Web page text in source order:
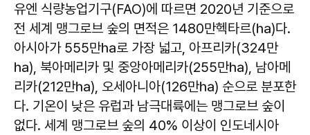
유엔 식량농업기구(FAO)에 따르면 2020년 기준으로
전 세계 맹그로브 숲의 면적은 1480만헥타르(㏊)다.
아시아가 555만㏊로 가장 넓고, 아프리카(324만
㏊), 북아메리카 및 중앙아메리카(255만㏊), 남아메
리카(212만㏊), 오세아니아(126만㏊) 순으로 분포한
다. 기온이 낮은 유럽과 남극대륙에는 맹그로브 숲이
없다. 세계 맹그로브 숲의 40% 이상이 인도네시아